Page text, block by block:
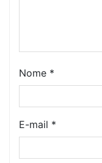
Nome *
E-mail *